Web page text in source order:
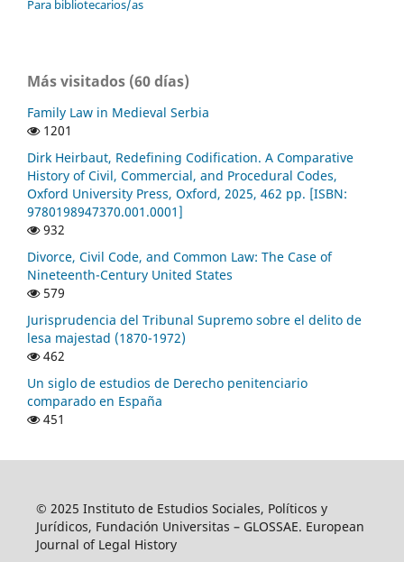
Para bibliotecarios/as
Más visitados (60 días)
Family Law in Medieval Serbia
1201
Dirk Heirbaut, Redefining Codification. A Comparative
History of Civil, Commercial, and Procedural Codes,
Oxford University Press, Oxford, 2025, 462 pp. [ISBN:
9780198947370.001.0001]
932
Divorce, Civil Code, and Common Law: The Case of
Nineteenth-Century United States
579
Jurisprudencia del Tribunal Supremo sobre el delito de
lesa majestad (1870-1972)
462
Un siglo de estudios de Derecho penitenciario
comparado en España
451
© 2025 Instituto de Estudios Sociales, Políticos y
Jurídicos, Fundación Universitas – GLOSSAE. European
Journal of Legal History